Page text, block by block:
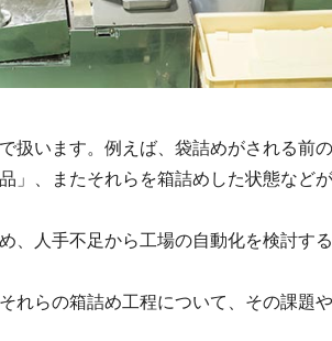
扱います。例えば、袋詰めがされる前の
」、またそれらを箱詰めした状態など
、人手不足から工場の自動化を検討す
れらの箱詰め工程について、その課題